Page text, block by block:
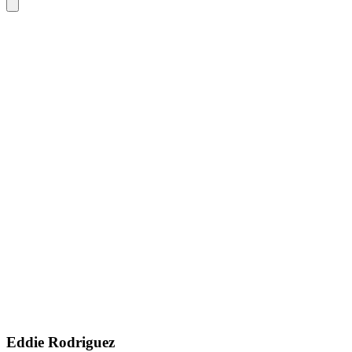
Eddie Rodriguez